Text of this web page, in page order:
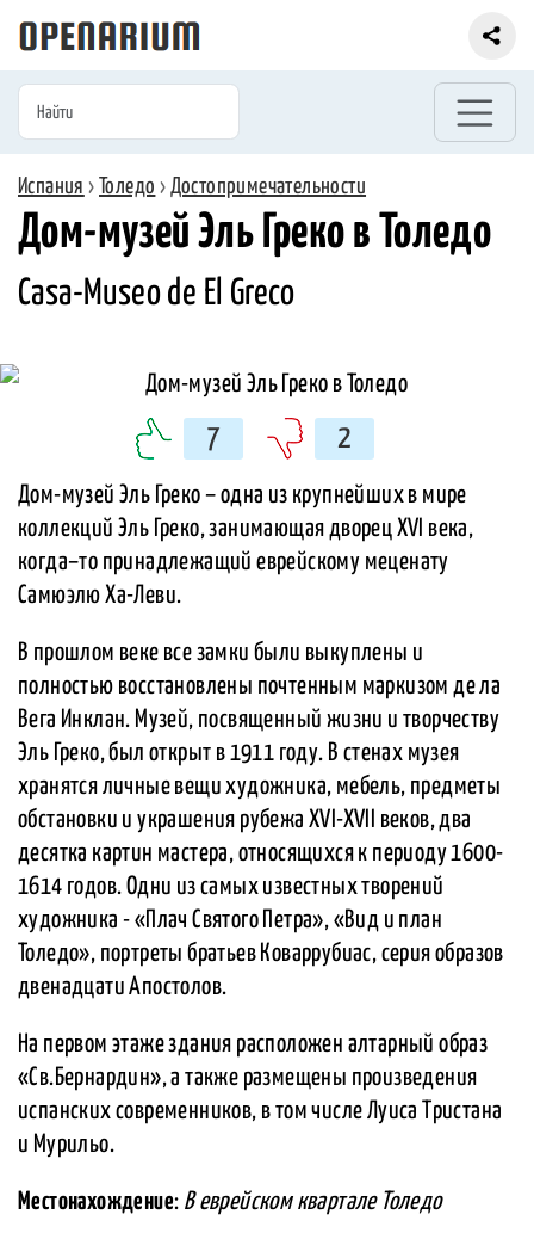
Испания ›Толедо › Достопримечательности
Дом-музей Эль Греко в Толедо
Casa-Museo de El Greco
7 2
Дом-музей Эль Греко – одна из крупнейших в мире
коллекций Эль Греко, занимающая дворец XVI века,
когда–то принадлежащий еврейскому меценату
Самюэлю Ха-Леви.
В прошлом веке все замки были выкуплены и
полностью восстановлены почтенным маркизом де ла
Вега Инклан. Музей, посвященный жизни и творчеству
Эль Греко, был открыт в 1911 году. В стенах музея
хранятся личные вещи художника, мебель, предметы
обстановки и украшения рубежа XVI-XVII веков, два
десятка картин мастера, относящихся к периоду 1600-
1614 годов. Одни из самых известных творений
художника - «Плач Святого Петра», «Вид и план
Толедо», портреты братьев Коваррубиас, серия образов
двенадцати Апостолов.
На первом этаже здания расположен алтарный образ
«Св.Бернардин», а также размещены произведения
испанских современников, в том числе Луиса Тристана
и Мурильо.
Местонахождение: В еврейском квартале Толедо